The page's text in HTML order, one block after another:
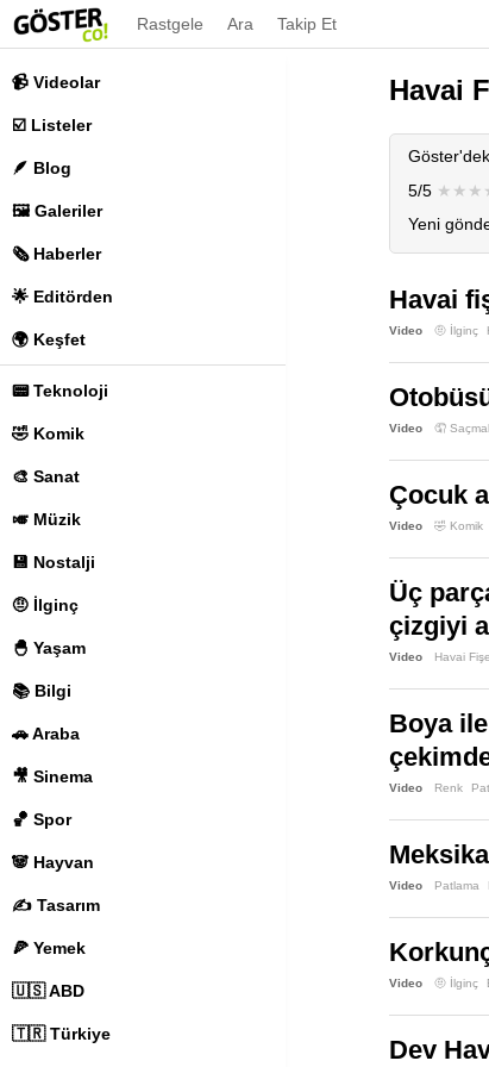
📹 Videolar
☑️ Listeler
🪶 Blog
🖼️ Galeriler
🗞️ Haberler
🌟 Editörden
🌍 Keşfet
📟 Teknoloji
🤣 Komik
🎨 Sanat
🎺 Müzik
💾 Nostalji
🤨 İlginç
🐣 Yaşam
📚 Bilgi
🚗 Araba
🎥 Sinema
🏀 Spor
🐼 Hayvan
✍️ Tasarım
🍕 Yemek
🇺🇸 ABD
🇹🇷 Türkiye
Rastgele Ara Takip Et
Havai
5/5
Yeni
Havai
Video 🤨 İlginç
Video 🤦
Çocuk
Video 🤣 Komik
Üç
çizgiyi
Video Havai
Boya
Video Renk
Video Patlama
Video 🤨 İlginç
Dev